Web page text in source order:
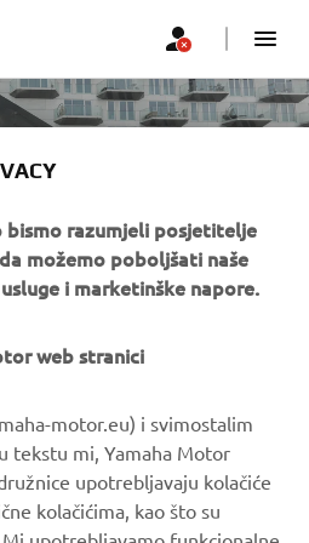
razumjeli posjetitelje
možemo poboljšati naše
i marketinške napore.
web stranici
motor.eu) i svimostalim
tekstu mi, Yamaha Motor
upotrebljavaju kolačiće
kolačićima, kao što su